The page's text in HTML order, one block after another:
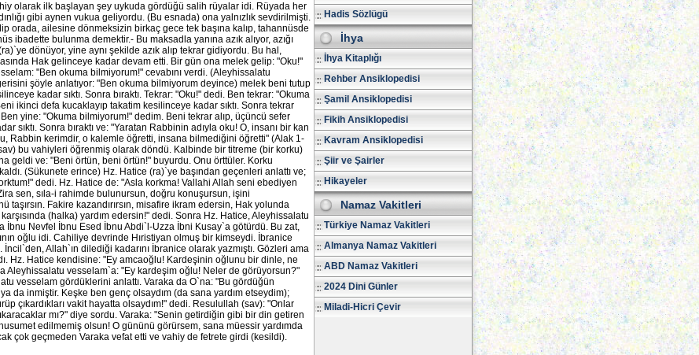
olarak ilk başlayan şey uykuda gördüğü salih rüyalar idi. Rüyada her
gibi aynen vukua geliyordu. (Bu esnada) ona yalnızlık sevdirilmişti.
orada, ailesine dönmeksizin birkaç gece tek başına kalıp, tahannüsde
ibadette bulunma demektir.- Bu maksadla yanına azık alıyor, azığı
dönüyor, yine aynı şekilde azık alıp tekrar gidiyordu. Bu hal,
Hak gelinceye kadar devam etti. Bir gün ona melek gelip: "Oku!"
"Ben okuma bilmiyorum!" cevabını verdi. (Aleyhissalatu
şöyle anlatıyor: "Ben okuma bilmiyorum deyince) melek beni tutup
kadar sıktı. Sonra bıraktı. Tekrar: "Oku!" dedi. Ben tekrar: "Okuma
ikinci defa kucaklayıp takatim kesilinceye kadar sıktı. Sonra tekrar
Ben yine: "Okuma bilmiyorum!" dedim. Beni tekrar alıp, üçüncü sefer
sıktı. Sonra bıraktı ve: "Yaratan Rabbinin adıyla oku! O, insanı bir kan
Rabbin kerimdir, o kalemle öğretti, insana bilmediğini öğretti" (Alak 1-
bu vahiyleri öğrenmiş olarak döndü. Kalbinde bir titreme (bir korku)
geldi ve: "Beni örtün, beni örtün!" buyurdu. Onu örttüler. Korku
(Sükunete erince) Hz. Hatice (ra)`ye başından geçenleri anlattı ve;
dedi. Hz. Hatice de: "Asla korkma! Vallahi Allah seni ebediyen
sen, sıla-i rahimde bulunursun, doğru konuşursun, işini
taşırsın. Fakire kazandırırsın, misafire ikram edersin, Hak yolunda
(halka) yardım edersin!" dedi. Sonra Hz. Hatice, Aleyhissalatu
İbnu Nevfel İbnu Esed İbnu Abdi`l-Uzza İbni Kusay`a götürdü. Bu zat,
oğlu idi. Cahiliye devrinde Hıristiyan olmuş bir kimseydi. İbranice
Allah`ın dilediği kadarını İbranice olarak yazmıştı. Gözleri ama
Hz. Hatice kendisine: "Ey amcaoğlu! Kardeşinin oğlunu bir dinle, ne
Aleyhissalatu vesselam`a: "Ey kardeşim oğlu! Neler de görüyorsun?"
vesselam gördüklerini anlattı. Varaka da O`na: "Bu gördüğün
da inmiştir. Keşke ben genç olsaydım (da sana yardım etseydim);
çıkardıkları vakit hayatta olsaydım!" dedi. Resulullah (sav): "Onlar
mı?" diye sordu. Varaka: "Senin getirdiğin gibi bir din getiren
edilmemiş olsun! O gününü görürsem, sana müessir yardımda
çok geçmeden Varaka vefat etti ve vahiy de fetrete girdi (kesildi).
Hadis Sözlügü
İhya
İhya Kitaplığı
Rehber Ansiklopedisi
Şamil Ansiklopedisi
Fikih Ansiklopedisi
Kavram Ansiklopedisi
Şiir ve Şairler
Hikayeler
Namaz Vakitleri
Türkiye Namaz Vakitleri
Almanya Namaz Vakitleri
ABD Namaz Vakitleri
2024 Dini Günler
Miladi-Hicri Çevir